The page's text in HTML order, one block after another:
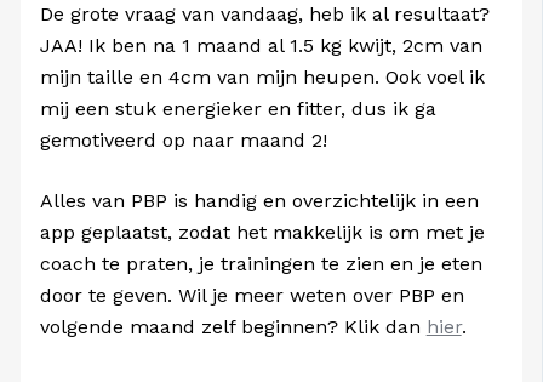
De grote vraag van vandaag, heb ik al resultaat?
JAA! Ik ben na 1 maand al 1.5 kg kwijt, 2cm van
mijn taille en 4cm van mijn heupen. Ook voel ik
mij een stuk energieker en fitter, dus ik ga
gemotiveerd op naar maand 2!
Alles van PBP is handig en overzichtelijk in een
app geplaatst, zodat het makkelijk is om met je
coach te praten, je trainingen te zien en je eten
door te geven. Wil je meer weten over PBP en
volgende maand zelf beginnen? Klik dan hier.